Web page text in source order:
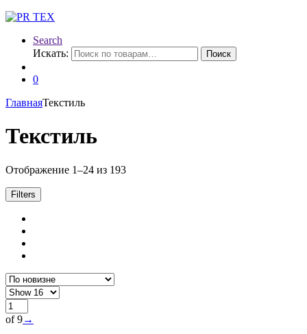
Search
Искать:
Поиск
0
ГлавнаяТекстиль
Текстиль
Отображение 1–24 из 193
Filters
of 9→